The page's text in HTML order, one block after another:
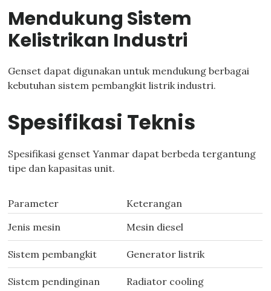
Mendukung Sistem
Kelistrikan Industri
Genset dapat digunakan untuk mendukung berbagai
kebutuhan sistem pembangkit listrik industri.
Spesifikasi Teknis
Spesifikasi genset Yanmar dapat berbeda tergantung
tipe dan kapasitas unit.
Parameter
Keterangan
Jenis mesin
Mesin diesel
Sistem pembangkit Generator listrik
Sistem pendinginan Radiator cooling